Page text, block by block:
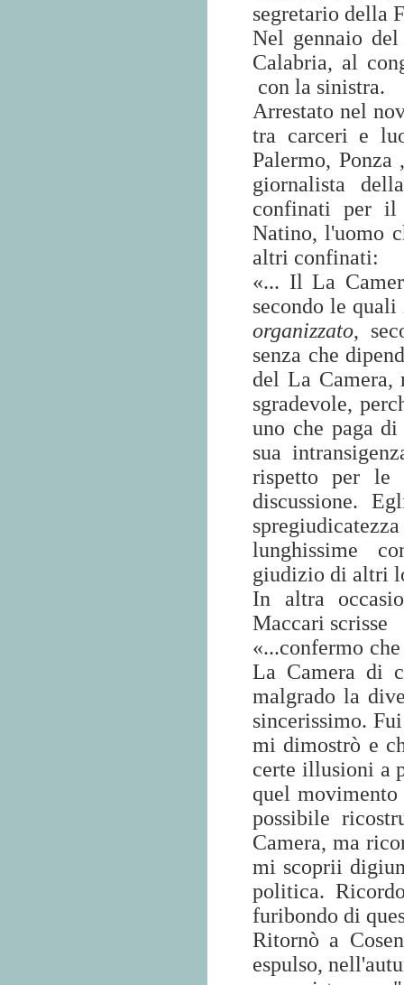
segretario della
Nel gennaio del
Calabria, al
con la sinistra.
Arrestato nel
tra carceri e
Palermo,
giornalista
confinati per il
Natino, l'uomo
altri confinati:
«... Il La
secondo le
organizzato,
senza che
del La Camera,
sgradevole,
uno che paga
sua
rispetto per le
discussione.
lunghissime
giudizio di altri
In altra
Maccari scrisse
«...confermo
La Camera di
malgrado la
sincerissimo.
mi dimostrò e
certe illusioni a
quel
possibile
Camera, ma
mi scoprii
politica.
furibondo di
Ritornò a
espulso,